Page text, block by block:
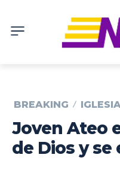
BREAKING
Joven Ateo
de Dios y se